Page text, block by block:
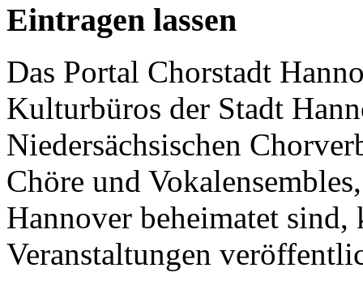
Eintragen lassen
Das Portal Chorstadt
Kulturbüros der Stadt
Niedersächsischen
Chöre und
Hannover beheimatet sind,
Veranstaltungen